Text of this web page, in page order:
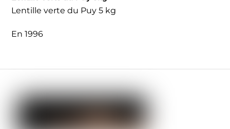
Lentille verte du Puy 5 kg
En 1996